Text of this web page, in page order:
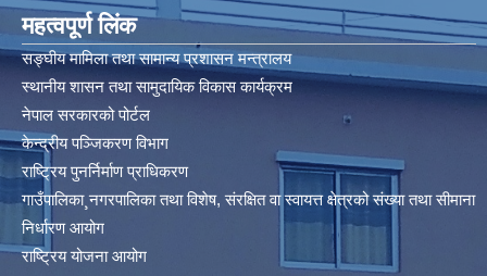
महत्वपूर्ण लिंक
सङ्घीय मामिला तथा सामान्य प्रशासन मन्त्रालय
स्थानीय शासन तथा सामुदायिक विकास कार्यक्रम
नेपाल सरकारको पोर्टल
केन्द्रीय पञ्जिकरण विभाग
राष्ट्रिय पुनर्निर्माण प्राधिकरण
गाउँपालिका¸नगरपालिका तथा विशेष, संरक्षित वा स्वायत्त क्षेत्रको संख्या तथा सीमाना
निर्धारण आयोग​
राष्ट्रिय योजना आयोग